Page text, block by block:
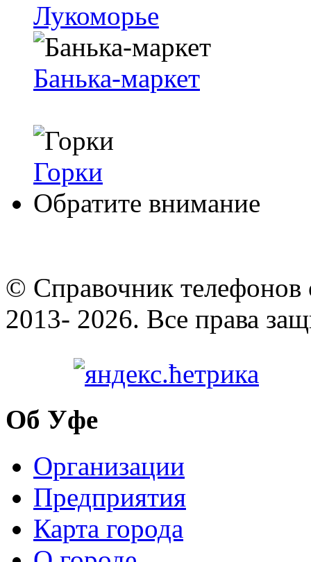
Лукоморье
Бань­ка-мар­кет
Горки
Обратите внимание
© Cправочник телефонов
2013- 2026. Все права
Об Уфе
Организации
Предприятия
Карта города